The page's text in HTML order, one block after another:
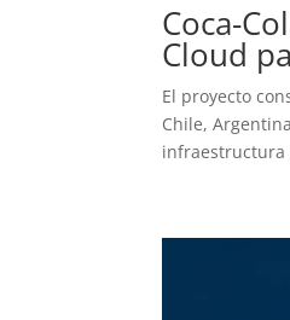
Coca-
Cloud
El proyecto
Chile,
infraestructura